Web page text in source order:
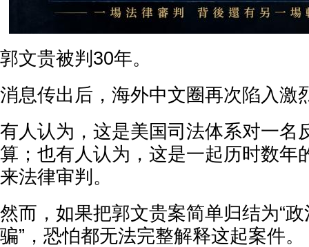
郭文贵被判30年。
消息传出后，海外中文圈再次陷入激
有人认为，这是美国司法体系对一名
算；也有人认为，这是一起历时数年
来法律审判。
然而，如果把郭文贵案简单归结为“政
骗”，恐怕都无法完整解释这起案件。